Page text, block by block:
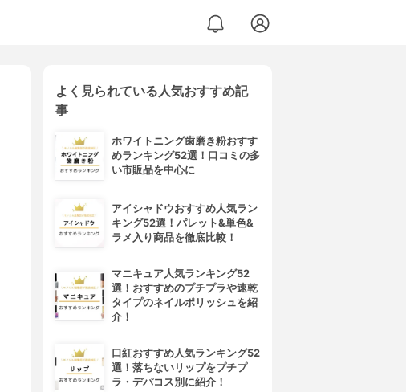
よく見られている人気おすすめ記
事
ホワイトニング歯磨き粉おすす
めランキング52選！口コミの多
い市販品を中心に
アイシャドウおすすめ人気ラン
キング52選！パレット&単色&
ラメ入り商品を徹底比較！
マニキュア人気ランキング52
選！おすすめのプチプラや速乾
タイプのネイルポリッシュを紹
介！
口紅おすすめ人気ランキング52
選！落ちないリップをプチプ
ラ・デパコス別に紹介！